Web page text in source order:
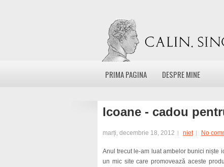
PRIMA PAGINA DESPRE MINE
Icoane - cadou
marți, decembrie 18, 2012 niet No
Anul trecut le-am luat ambelor bunici niște
un mic site care promovează aceste